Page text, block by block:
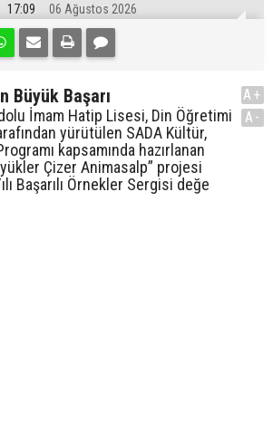
17:09 06 Ağustos 2026
Büyük Başarı
İmam Hatip Lisesi, Din Öğretimi
yürütülen SADA Kültür,
kapsamında hazırlanan
Çizer Animasalp” projesi
Başarılı Örnekler Sergisi değe
A+
A-